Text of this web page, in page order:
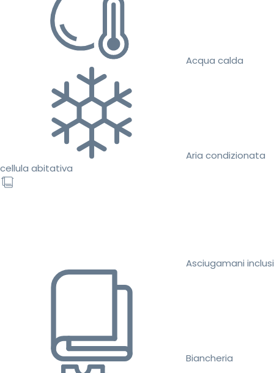
Acqua calda
Aria condizionata
cellula abitativa
Asciugamani inclusi
Biancheria